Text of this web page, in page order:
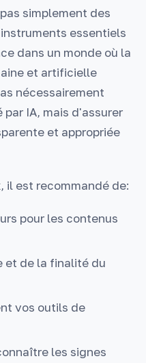
simplement des
essentiels
dans un monde où la
et artificielle
nécessairement
IA, mais d'assurer
et appropriée
il est recommandé de:
pour les contenus
et de la finalité du
vos outils de
les signes